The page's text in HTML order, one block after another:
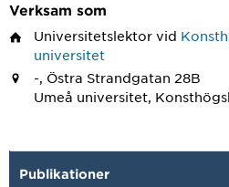
Verksam som
Universitetslektor vid
universitet
-, Östra Strandgatan 28B
Umeå universitet,
Publikationer